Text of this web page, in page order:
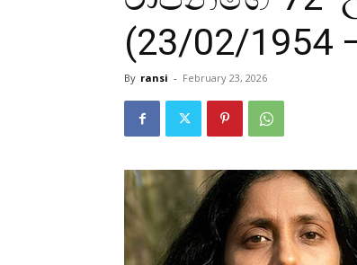
(23/02/1954
By ransi - February 23, 2026